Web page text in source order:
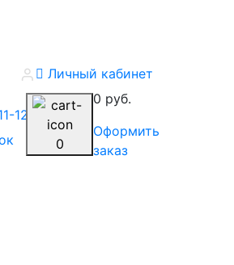
Личный кабинет
12
0
0 руб.
Оформить
заказ